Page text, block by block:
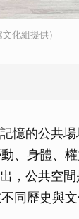
化組提供）
憶的公共場
、身體、
，公共空
同歷史與